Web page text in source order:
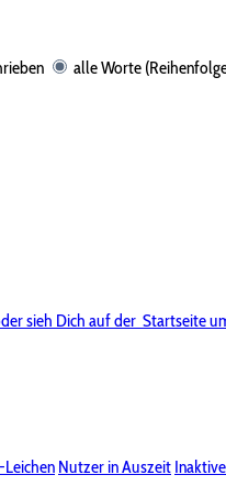
alle Worte
sieh Dich auf der Startseite
Leichen Nutzer in Auszeit